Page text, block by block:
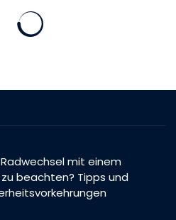
mit einem
beachten? Tipps und